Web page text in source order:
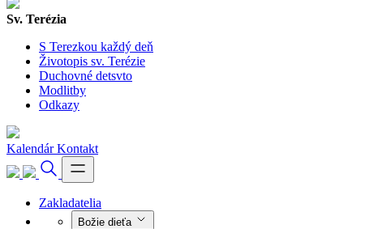
Sv. Terézia
S Terezkou každý deň
Životopis sv. Terézie
Duchovné detsvto
Modlitby
Odkazy
KalendárKontakt
Zakladatelia
Božie dieťa